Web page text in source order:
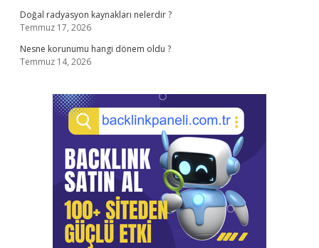
Doğal radyasyon kaynakları nelerdir ?
Temmuz 17, 2026
Nesne korunumu hangi dönem oldu ?
Temmuz 14, 2026